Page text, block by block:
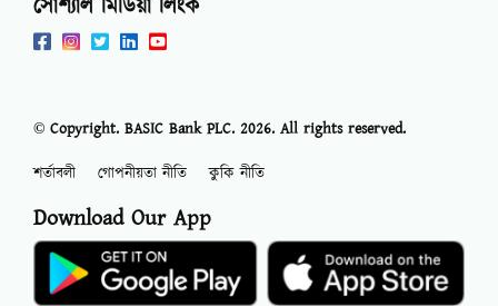
সোশ্যাল মিডিয়া লিংক
© Copyright. BASIC Bank PLC. 2026. All rights reserved.
শর্তাবলী
গোপনীয়তা নীতি কুকি নীতি
Download Our App